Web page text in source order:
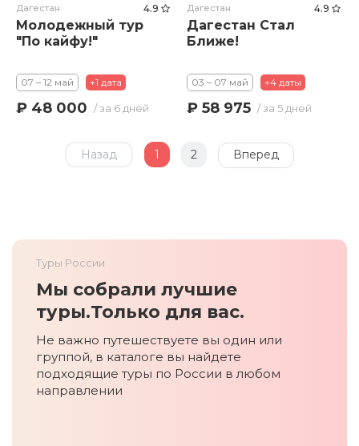
Дагестан 4.9
Молодежный тур
"По кайфу!"
07 – 12 май +1 дата
₽ 48 000 / за 6 дней
Дагестан 4.9
Дагестан Стал
Ближе!
03 – 07 май +4 даты
₽ 58 975 / за 5 дней
Назад 1 2 Вперед
Туры России
Мы собрали лучшие
туры.Только для вас.
Не важно путешествуете вы один или
группой, в каталоге вы найдете
подходящие туры по России в любом
направлении